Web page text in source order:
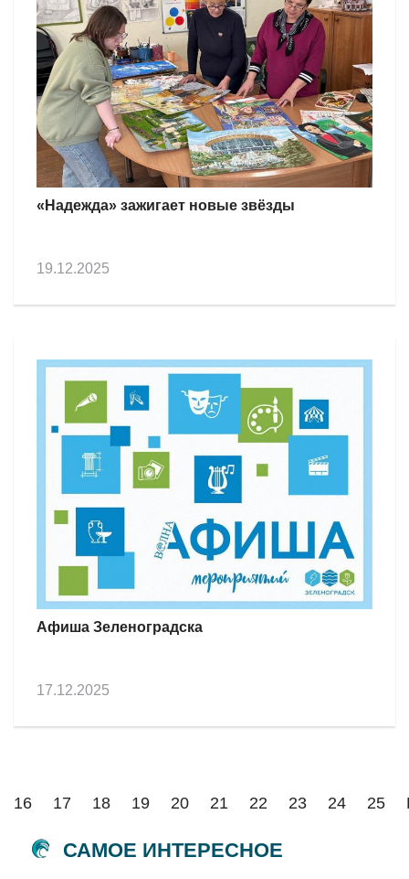
«Надежда» зажигает новые звёзды
19.12.2025
Афиша Зеленоградска
17.12.2025
16 17 18 19 20 21 22 23 24 25
САМОЕ ИНТЕРЕСНОЕ